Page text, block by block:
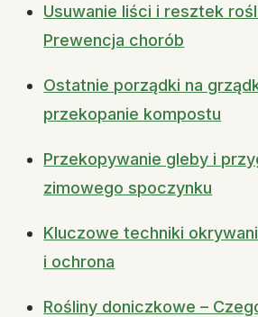
Usuwanie liści i resztek
Prewencja chorób
Ostatnie porządki na
przekopanie kompostu
Przekopywanie gleby i
zimowego spoczynku
Kluczowe techniki
i ochrona
Rośliny doniczkowe –